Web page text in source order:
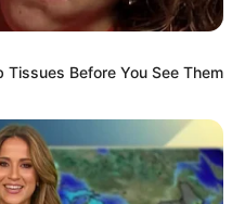
LAINNYA
Tissues Before You See Them